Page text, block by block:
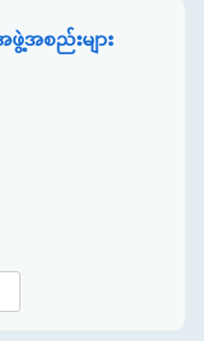
အစည်းများ